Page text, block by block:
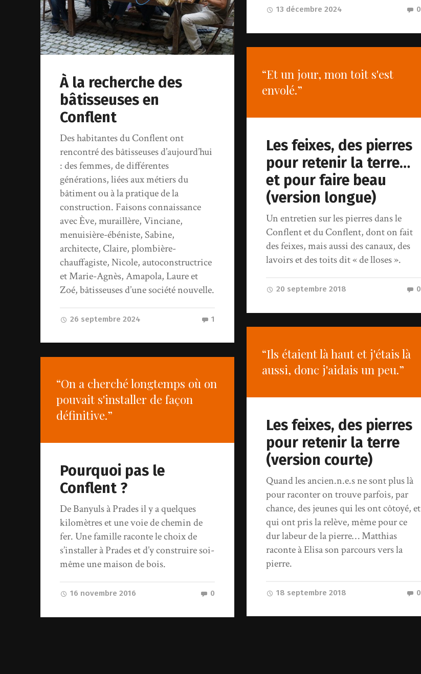
13 décembre 2024 0
À la recherche des
bâtisseuses en
Conflent
Des habitantes du Conflent ont
rencontré des bâtisseuses d’aujourd’hui
: des femmes, de différentes
générations, liées aux métiers du
bâtiment ou à la pratique de la
construction. Faisons connaissance
avec Ève, muraillère, Vinciane,
menuisière-ébéniste, Sabine,
architecte, Claire, plombière-
chauffagiste, Nicole, autoconstructrice
et Marie-Agnès, Amapola, Laure et
Zoé, bâtisseuses d’une société nouvelle.
26 septembre 2024 1
“Et un jour, mon toit s'est
envolé.”
Les feixes, des pierres
pour retenir la terre…
et pour faire beau
(version longue)
Un entretien sur les pierres dans le
Conflent et du Conflent, dont on fait
des feixes, mais aussi des canaux, des
lavoirs et des toits dit « de lloses ».
20 septembre 2018 0
“Ils étaient là haut et j'étais là
aussi, donc j'aidais un peu.”
Les feixes, des pierres
pour retenir la terre
(version courte)
Quand les ancien.n.e.s ne sont plus là
pour raconter on trouve parfois, par
chance, des jeunes qui les ont côtoyé, et
qui ont pris la relève, même pour ce
dur labeur de la pierre… Matthias
raconte à Elisa son parcours vers la
pierre.
18 septembre 2018 0
“On a cherché longtemps où on
pouvait s'installer de façon
définitive.”
Pourquoi pas le
Conflent ?
De Banyuls à Prades il y a quelques
kilomètres et une voie de chemin de
fer. Une famille raconte le choix de
s’installer à Prades et d’y construire soi-
même une maison de bois.
16 novembre 2016 0